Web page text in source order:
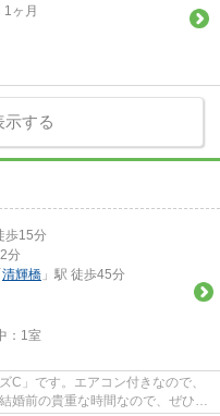
ヶ月
示する
歩15分
分
清輝橋 」駅 徒歩45分
： 1室
C」です。エアコン付きなので、
婚前の貴重な時間なので、ぜひ新